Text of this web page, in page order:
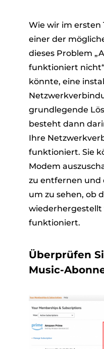
Wie wir im ersten
einer der
dieses Problem
funktioniert
könnte, eine
grundlegende
besteht dann
Ihre
funktioniert. Sie
Modem
zu entfernen und
um zu sehen, ob
funktioniert.
Überprüfen
Music-